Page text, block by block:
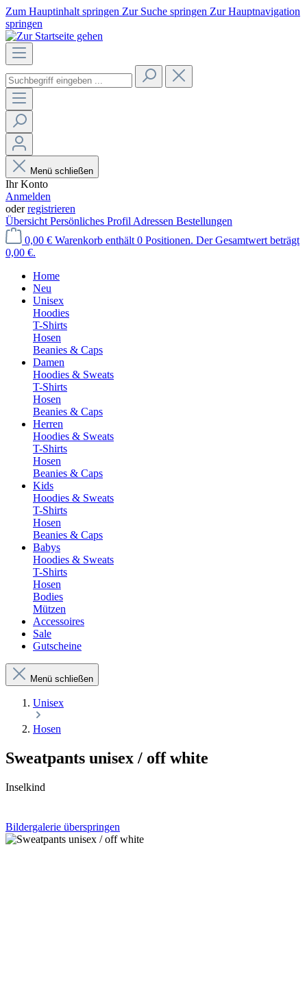
Zum Hauptinhalt springen Zur Suche springen Zur Hauptnavigation
springen
Menü schließen
Ihr Konto
Anmelden
oderregistrieren
Übersicht Persönliches Profil Adressen Bestellungen
0,00 € Warenkorb enthält 0 Positionen. Der Gesamtwert beträgt
0,00 €.
Home
Neu
Unisex
Hoodies
T-Shirts
Hosen
Beanies & Caps
Damen
Hoodies & Sweats
T-Shirts
Hosen
Beanies & Caps
Herren
Hoodies & Sweats
T-Shirts
Hosen
Beanies & Caps
Kids
Hoodies & Sweats
T-Shirts
Hosen
Beanies & Caps
Babys
Hoodies & Sweats
T-Shirts
Hosen
Bodies
Mützen
Accessoires
Sale
Gutscheine
Menü schließen
Unisex
Hosen
Sweatpants unisex / off white
Inselkind
Bildergalerie überspringen